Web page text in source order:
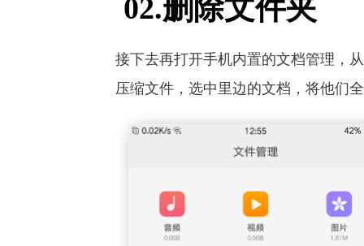
02.删除文件夹
接下去再打开手机内置的文档管理，
压缩文件，选中里边的文档，将他们